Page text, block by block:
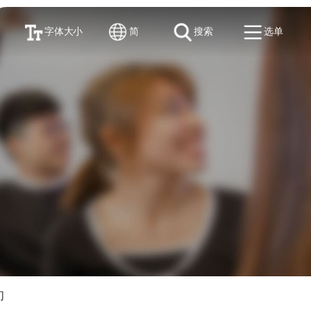
字体大小 简 搜索 选单